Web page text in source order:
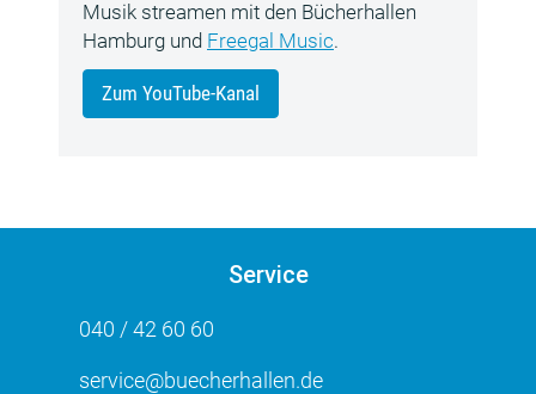
Musik streamen mit den Bücherhallen
Hamburg und Freegal Music.
Zum YouTube-Kanal
Service
040 / 42 60 60
service@buecherhallen.de